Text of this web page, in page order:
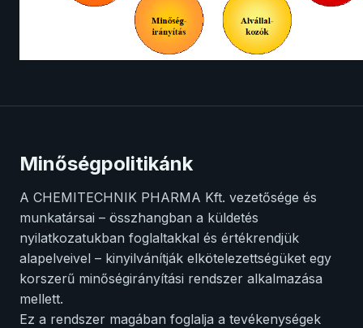
Minőségpolitikánk
A CHEMITECHNIK PHARMA Kft. vezetősége és
munkatársai – összhangban a küldetés
nyilatkozatukban foglaltakkal és értékrendjük
alapelveivel – kinyilvánítják elkötelezettségüket egy
korszerű minőségirányítási rendszer alkalmazása
mellett.
Ez a rendszer magában foglalja a tevékenységek